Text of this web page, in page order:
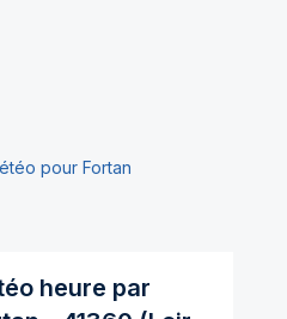
pour Fortan
heure par